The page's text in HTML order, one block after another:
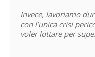
Invece, lavoriamo
con l’unica crisi
voler lottare per